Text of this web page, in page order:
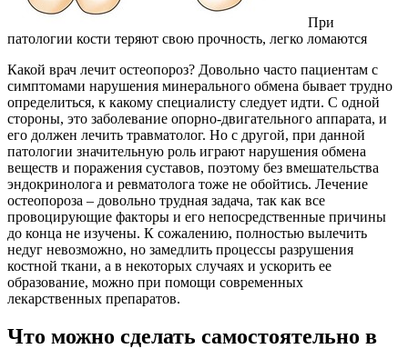
При
патологии кости теряют свою прочность, легко ломаются
Какой врач лечит остеопороз? Довольно часто пациентам с
симптомами нарушения минерального обмена бывает трудно
определиться, к какому специалисту следует идти. С одной
стороны, это заболевание опорно-двигательного аппарата, и
его должен лечить травматолог. Но с другой, при данной
патологии значительную роль играют нарушения обмена
веществ и поражения суставов, поэтому без вмешательства
эндокринолога и ревматолога тоже не обойтись. Лечение
остеопороза – довольно трудная задача, так как все
провоцирующие факторы и его непосредственные причины
до конца не изучены. К сожалению, полностью вылечить
недуг невозможно, но замедлить процессы разрушения
костной ткани, а в некоторых случаях и ускорить ее
образование, можно при помощи современных
лекарственных препаратов.
Что можно сделать самостоятельно в